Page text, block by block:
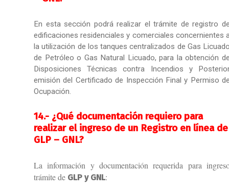
En esta sección podrá realizar el trámite de registro
edificaciones residenciales y comerciales concernientes
la utilización de los tanques centralizados de Gas
de Petróleo o Gas Natural Licuado, para la obtención
Disposiciones Técnicas contra Incendios y
emisión del Certificado de Inspección Final y Permiso
Ocupación.
14.- ¿Qué documentación requiero para
realizar el ingreso de un Registro en línea de
GLP – GNL?
La información y documentación requerida para
trámite de GLP y GNL: